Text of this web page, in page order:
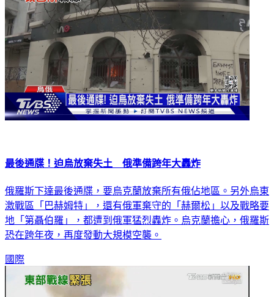
最後通牒！迫烏放棄失土 俄準備跨年大轟炸
俄羅斯下達最後通牒，要烏克蘭放棄所有俄佔地區。另外烏東
激戰區「巴赫姆特」，還有俄軍棄守的「赫爾松」以及戰略要
地「第聶伯羅」，都遭到俄軍猛烈轟炸。烏克蘭擔心，俄羅斯
恐在跨年夜，再度發動大規模空襲。
國際